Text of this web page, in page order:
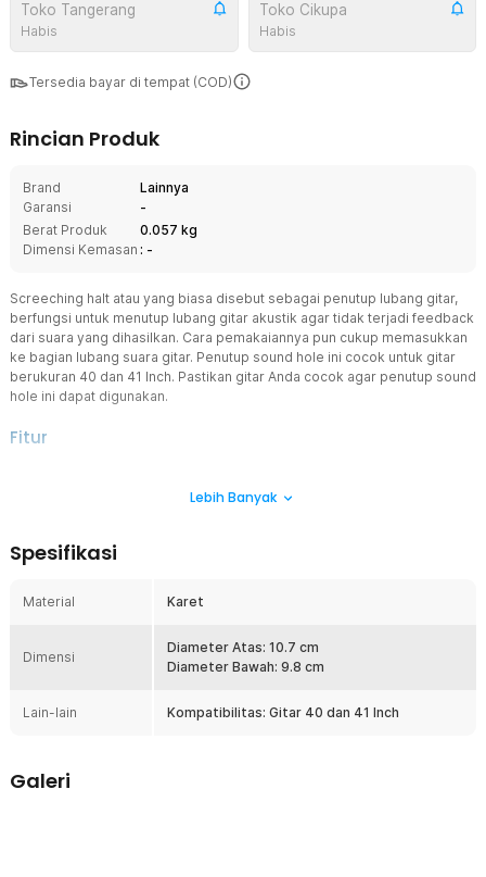
Toko Tangerang
Habis
Toko Cikupa
Habis
Tersedia bayar di tempat (COD)
Rincian Produk
Brand
Lainnya
Garansi
-
Berat Produk
0.057 kg
Dimensi Kemasan : -
Screeching halt atau yang biasa disebut sebagai penutup lubang gitar,
berfungsi untuk menutup lubang gitar akustik agar tidak terjadi feedback
dari suara yang dihasilkan. Cara pemakaiannya pun cukup memasukkan
ke bagian lubang suara gitar. Penutup sound hole ini cocok untuk gitar
berukuran 40 dan 41 Inch. Pastikan gitar Anda cocok agar penutup sound
hole ini dapat digunakan.
Fitur
Selain bermanfaat untuk tidak menimbulkan suara feedback,
mendapatkan suara gitar akustik yang lebih apik.
Material dari screeching halt ini terbuat dari karet berkualitas
terjatuh. Material karet juga awet dan dapat digunakan untuk jangka
panjang.
Screeching halt atau penutup sound hole ini cocok untuk gitar
digunakan dengan maksimal.
Lebih Banyak
Spesifikasi
Material Karet
Dimensi
Diameter Atas: 10.7 cm
Diameter Bawah: 9.8 cm
Lain-lain Kompatibilitas: Gitar 40 dan 41 Inch
Galeri